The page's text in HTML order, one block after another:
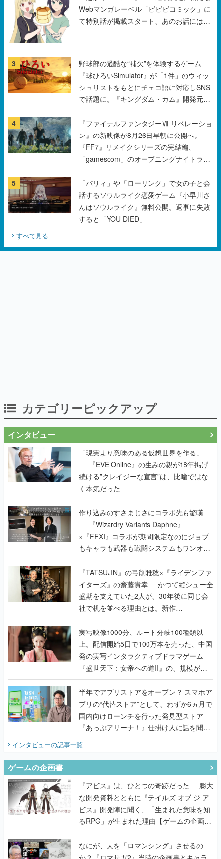
Webマンガレーベル「ビビビコミック」に
て特別話が掲載スタート、あのお話には…
3
野球部の過酷な“補欠”を体験するゲーム
『球ひろいSimulator』が「1件」のウィッ
シュリストをもとにチェコ語に対応しSNS
で話題に。『キングダム・カム』開発元や
チェコのプロ野球選手から称賛の声
4
『ファイナルファンタジーⅦ リベレーショ
ン』の新映像が8月26日早朝に公開へ。
『FF7』リメイクシリーズの完結編、
「gamescom」のオープニングナイトライ
ブにてディレクターの浜口直樹氏が登壇す
る予定
5
「パリィ」や「ローリング」で女の子と会
話するソウルライク恋愛ゲーム『小早川さ
んはソウルライク』無料公開。返事に失敗
すると「YOU DIED」
すべて見る
カテゴリーピックアップ
インタビュー
「現実より意味のある仮想世界を作る」
──『EVE Online』の生みの親が18年掲げ
続ける”クレイジーな宣言”は、比喩ではな
く本気だった
作り込みのすさまじさにコラボ先も驚嘆
──『Wizardry Variants Daphne』
×『FFXI』コラボが期間限定なのにジョブ
もキャラも武器も戦闘システムもワンオフ
で作り込まれた理由を両ディレクターに聞
く
『TATSUJIN』の弓削雅稔×『ライデンファ
イターズ』の齋藤貴幸──かつて縦シュー全
盛期を支えていた2人が、30年後に同じ会
社で机を並べる理由とは。新作
『TATSUJIN EXTREME』で初タッグを組
んだレジェンド2人に訊く開発秘話
実写映像1000分、ルート分岐100種類以
上。配信開始5日で100万本を売った、中国
発の実写インタラクティブドラマゲーム
『盛世天下：女帝への道II』の、規模が違
うこだわりをプロデューサーに聞いた
半年でアプリストアをオープン？ スマホア
プリの“代替ストア”として、わずか6ヵ月で
国内向けローンチを行った発見型ストア
『あっぷアリーナ！』仕掛け人に話を聞い
てみた
インタビューの記事一覧
ゲームの企画書
『アビス』は、ひとつの奇跡だった──膨大
な開発資料とともに『テイルズ オブ ジ ア
ビス』開発陣に聞く、「生まれた意味を知
るRPG」が生まれた理由【ゲームの企画
書】
なにが、人を「ロマンシング」させるの